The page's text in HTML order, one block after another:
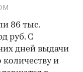
86 тыс.
руб. С
дней выдачи
количеству и